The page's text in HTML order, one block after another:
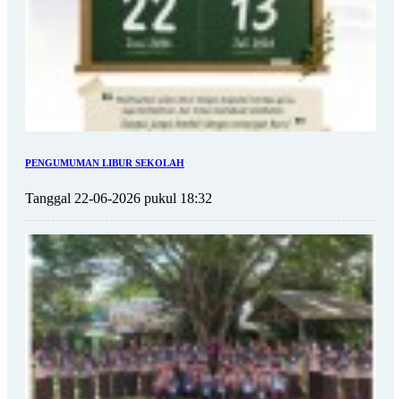
PENGUMUMAN LIBUR SEKOLAH
Tanggal 22-06-2026 pukul 18:32